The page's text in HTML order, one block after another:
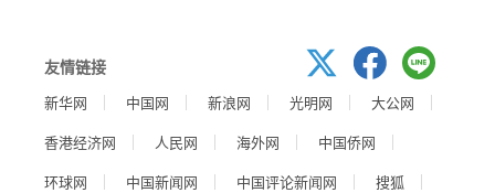
友情链接
新华网 中国网 新浪网 光明网
大公网
香港经济网
人民网 海外网
中国侨网
环球网
中国新闻网 中国评论新闻网
搜狐